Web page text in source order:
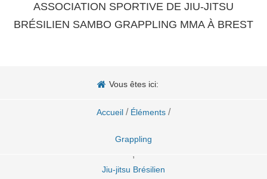
ASSOCIATION SPORTIVE DE JIU-JITSU
BRÉSILIEN SAMBO GRAPPLING MMA À BREST
Vous êtes ici:
Accueil / Éléments /
Grappling
,
Jiu-jitsu Brésilien